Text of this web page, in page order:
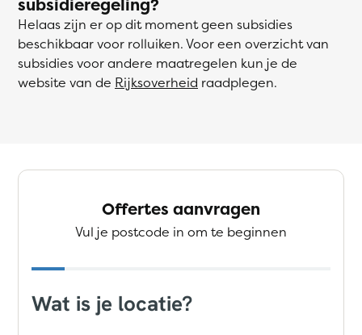
Helaas zijn er op dit moment geen subsidies
beschikbaar voor rolluiken. Voor een overzicht van
subsidies voor andere maatregelen kun je de
website van de Rijksoverheid raadplegen.
Offertes aanvragen
Vul je postcode in om te beginnen